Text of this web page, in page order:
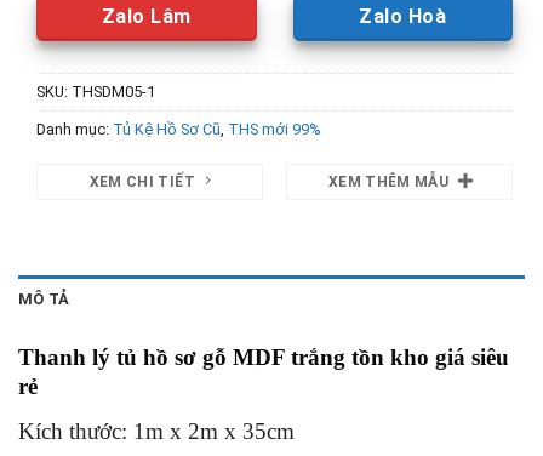
Zalo Lâm Zalo Hoà
SKU: THSDM05-1
Danh mục: Tủ Kệ Hồ Sơ Cũ, THS mới 99%
XEM CHI TIẾT XEM THÊM MẪU
MÔ TẢ
Thanh lý tủ hồ sơ gỗ MDF trắng tồn kho giá siêu
rẻ
Kích thước: 1m x 2m x 35cm